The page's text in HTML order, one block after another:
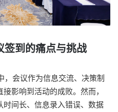
签到的痛点与挑战
，会议作为信息交流、决策制
影响到活动的成败。然而，
间长、信息录入错误、数据